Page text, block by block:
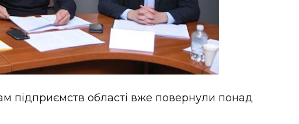
підприємств області вже повернули понад